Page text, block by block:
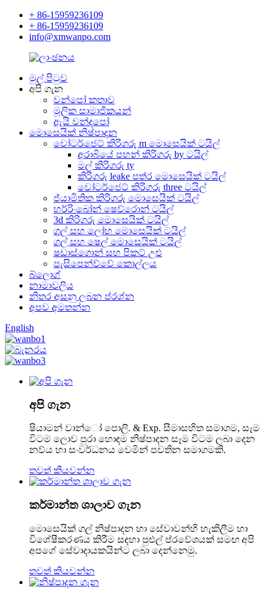
+ 86-15959236109
+ 86-15959236109
info@xmwanpo.com
මුල් පිටුව
අපි ගැන
වන්පෝ කතාව
මූලික සාමාජිකයන්
ඇයි වන්දපෝ
මොසෙයික් නිෂ්පාදන
වෝටර්ජෙට් කිරිගරු m ​​මොසෙයික් ටයිල්
අරාබියේ පහන් කිරිගරු by ටයිල්
මල් කිරිගරු ty
කිරිගරු leake පත්ර මොසෙයික් ටයිල්
වෝටර්ජෙට් කිරිගරු three ටයිල්
ජ්යාමිතික කිරිගරු මොසෙයික් ටයිල්
හර්රිංබෝන් ෂෙව්රොන් ටයිල්
3d කිරිගරු මොසෙයික් ටයිල්
ගල් සහ ලෝහ මොසෙයික් ටයිල්
ගල් සහ ෂෙල් මොසෙයික් ටයිල්
ෂඩාස්ගොන් සහ පිකට් උළු
පැසිපෙන්ව්වේ කොල්ලය
බ්ලොග්
නාමාවලිය
නිතර අසනු ලබන ප්රශ්න
අපව අමතන්න
English
අපි ගැන
ෂියාමන් වාන්ෝ පොලි. & Exp. සීමාසහිත සමාගම, සෑම
විටම ලොව පුරා හොඳම නිෂ්පාදන සෑම විටම ලබා දෙන
නව්ය හා සංවර්ධනය වෙමින් පවතින සමාගමකි.
තවත් කියවන්න
කර්මාන්ත ශාලාව ගැන
මොසෙයික් ගල් නිෂ්පාදන හා සේවාවන්හි හැකිලීම හා
විශේෂීකරණය කිරීම සඳහා පුළුල් ප්රවේශයක් සමඟ අපි
අපගේ සේවාදායකයින්ට ලබා දෙන්නෙමු.
තවත් කියවන්න